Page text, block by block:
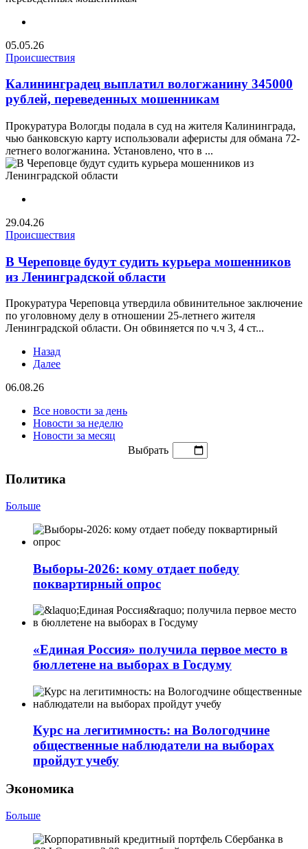
05.05.26
Происшествия
Калининградец выплатил вологжанину 345000
рублей, переведенных мошенникам
Прокуратура Вологды подала в суд на жителя Калининграда,
чью банковскую карту использовали аферисты для обмана 72-
летнего вологжанина. Установлено, что в ...
29.04.26
Происшествия
В Череповце будут судить курьера мошенников
из Ленинградской области
Прокуратура Череповца утвердила обвинительное заключение
по уголовному делу в отношении 25-летнего жителя
Ленинградской области. Он обвиняется по ч.ч 3, 4 ст...
Назад
Далее
06.08.26
Все новости за день
Новости за неделю
Новости за месяц
Выбрать
Политика
Больше
Выборы-2026: кому отдает победу
поквартирный опрос
«Единая Россия» получила первое место в
бюллетене на выборах в Госдуму
Курс на легитимность: на Вологодчине
общественные наблюдатели на выборах
пройдут учебу
Экономика
Больше